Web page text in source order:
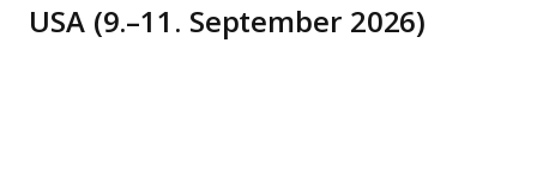
USA (9.–11. September 2026)